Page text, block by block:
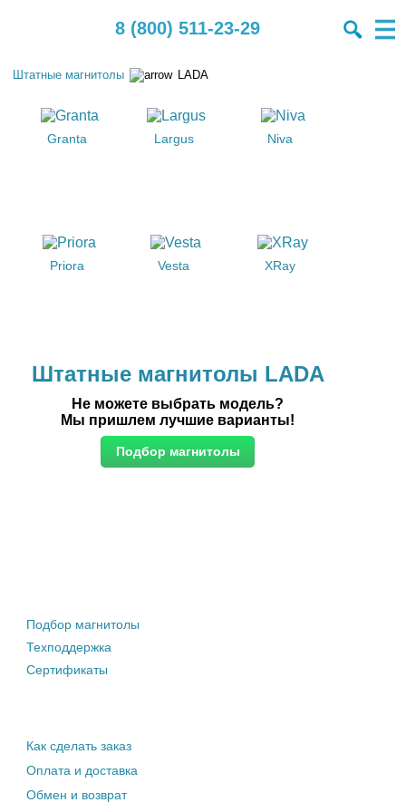
8 (800) 511-23-29
Штатные магнитолы LADA
Granta Largus Niva
Priora Vesta XRay
Штатные магнитолы LADA
Не можете выбрать модель?
Мы пришлем лучшие варианты!
Подбор магнитолы
Техподдержка
Сертификаты
Как сделать заказ
Оплата и доставка
Обмен и возврат